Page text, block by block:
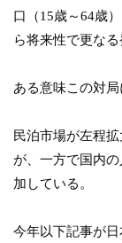
口（15歳～64歳
ら将来性で更な
ある意味この対
民泊市場が左程
が、一方で国内
加している。
今年以下記事が日